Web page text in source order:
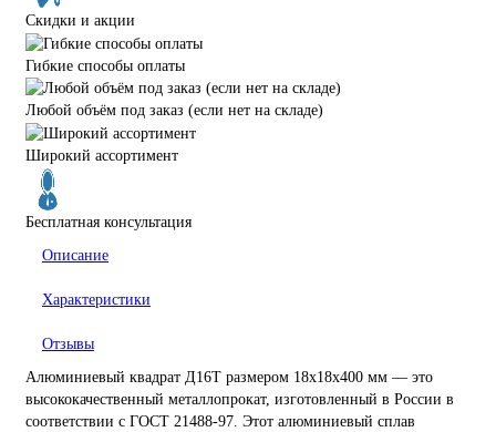
Скидки и акции
Гибкие способы оплаты
Любой объём под заказ (если нет на складе)
Широкий ассортимент
Бесплатная консультация
Описание
Характеристики
Отзывы
Алюминиевый квадрат Д16Т размером 18х18х400 мм — это
высококачественный металлопрокат, изготовленный в России в
соответствии с ГОСТ 21488-97. Этот алюминиевый сплав